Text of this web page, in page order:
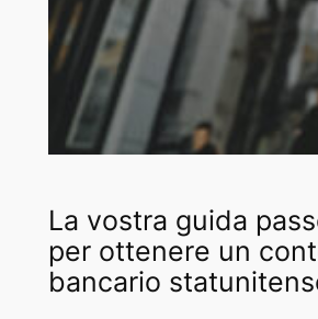
La vostra guida
per ottenere un
bancario